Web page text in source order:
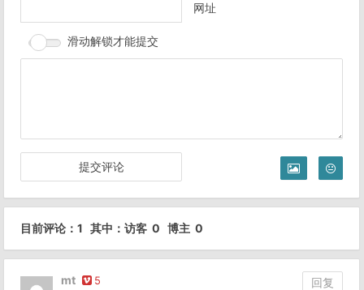
网址
滑动解锁才能提交
目前评论：1 其中：访客 0 博主 0
mt 5
回复